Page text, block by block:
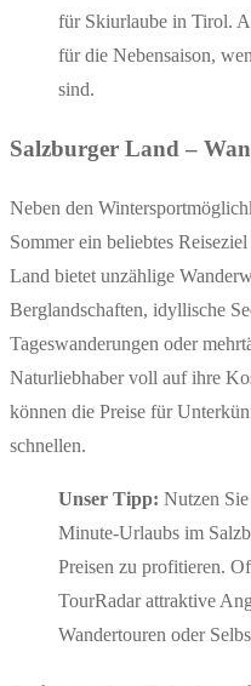
für Skiurlaube in Tirol.
für die Nebensaison,
sind.
Salzburger Land –
Neben den
Sommer ein beliebtes
Land bietet unzählige
Berglandschaften, idyllische
Tageswanderungen oder
Naturliebhaber voll auf ihre
können die Preise für
schnellen.
Unser Tipp: Nutzen
Minute-Urlaubs im
Preisen zu profitieren.
TourRadar attraktive
Wandertouren oder